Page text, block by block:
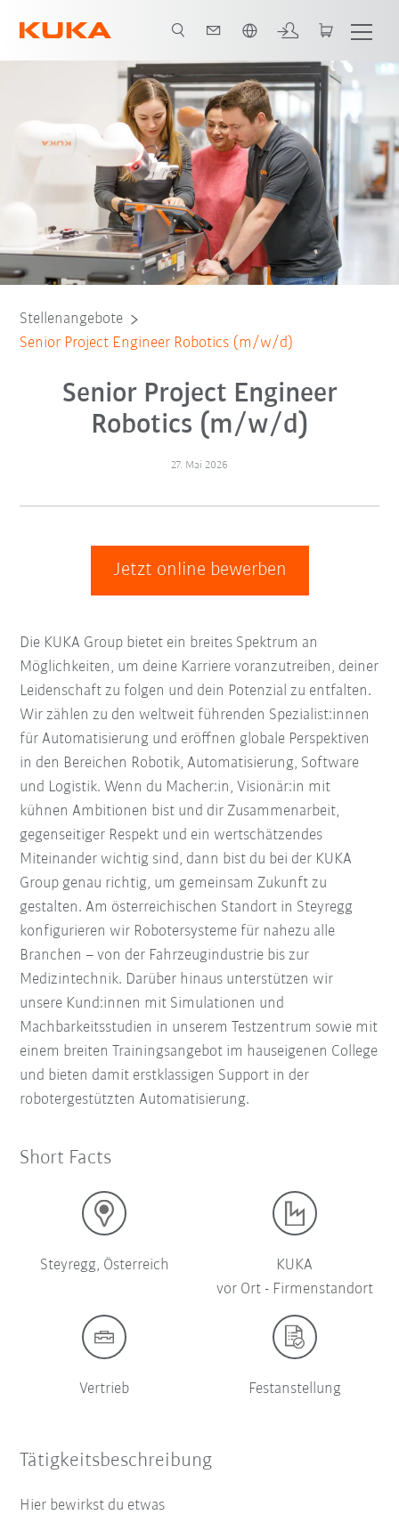
Stellenangebote
Senior Project Engineer Robotics (m/w/d)
Senior Project Engineer
Robotics (m/w/d)
27. Mai 2026
Jetzt online bewerben
Die KUKA Group bietet ein breites Spektrum an
Möglichkeiten, um deine Karriere voranzutreiben, deiner
Leidenschaft zu folgen und dein Potenzial zu entfalten.
Wir zählen zu den weltweit führenden Spezialist:innen
für Automatisierung und eröffnen globale Perspektiven
in den Bereichen Robotik, Automatisierung, Software
und Logistik. Wenn du Macher:in, Visionär:in mit
kühnen Ambitionen bist und dir Zusammenarbeit,
gegenseitiger Respekt und ein wertschätzendes
Miteinander wichtig sind, dann bist du bei der KUKA
Group genau richtig, um gemeinsam Zukunft zu
gestalten. Am österreichischen Standort in Steyregg
konfigurieren wir Robotersysteme für nahezu alle
Branchen – von der Fahrzeugindustrie bis zur
Medizintechnik. Darüber hinaus unterstützen wir
unsere Kund:innen mit Simulationen und
Machbarkeitsstudien in unserem Testzentrum sowie mit
einem breiten Trainingsangebot im hauseigenen College
und bieten damit erstklassigen Support in der
robotergestützten Automatisierung.
Short Facts
Steyregg, Österreich
KUKA
vor Ort - Firmenstandort
Vertrieb Festanstellung
Tätigkeitsbeschreibung
Hier bewirkst du etwas